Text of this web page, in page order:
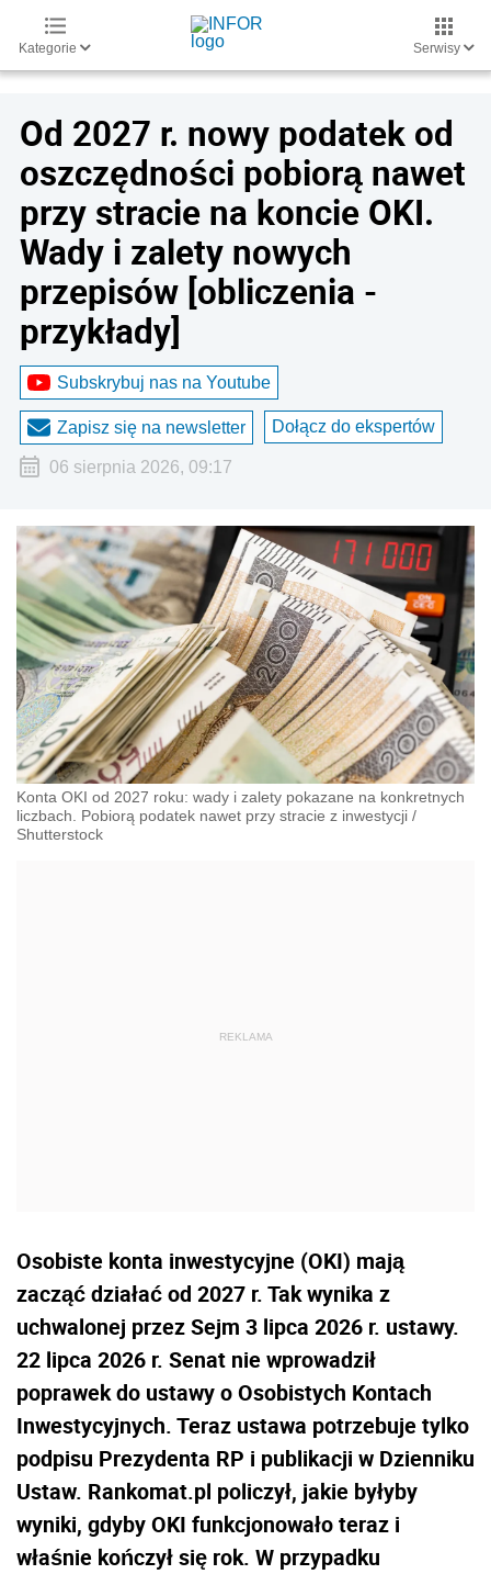
Kategorie Serwisy
Od 2027 r. nowy podatek od
oszczędności pobiorą nawet
przy stracie na koncie OKI.
Wady i zalety nowych
przepisów [obliczenia -
przykłady]
Subskrybuj nas na Youtube
Zapisz się na newsletter Dołącz do ekspertów
06 sierpnia 2026, 09:17
Konta OKI od 2027 roku: wady i zalety pokazane na konkretnych
liczbach. Pobiorą podatek nawet przy stracie z inwestycji /
Shutterstock
Osobiste konta inwestycyjne (OKI) mają
zacząć działać od 2027 r. Tak wynika z
uchwalonej przez Sejm 3 lipca 2026 r. ustawy.
22 lipca 2026 r. Senat nie wprowadził
poprawek do ustawy o Osobistych Kontach
Inwestycyjnych. Teraz ustawa potrzebuje tylko
podpisu Prezydenta RP i publikacji w Dzienniku
Ustaw. Rankomat.pl policzył, jakie byłyby
wyniki, gdyby OKI funkcjonowało teraz i
właśnie kończył się rok. W przypadku